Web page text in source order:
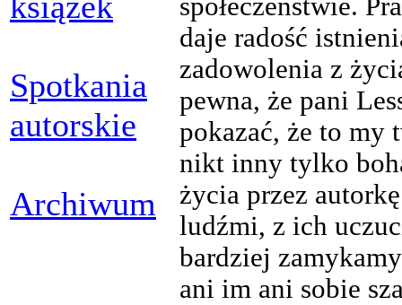
Spotkania
autorskie
Archiwum
społeczeństwie.
daje radość
zadowolenia z
pewna, że pani
pokazać, że to my
nikt inny tylko
życia przez
ludźmi, z ich
bardziej
ani im ani sobie